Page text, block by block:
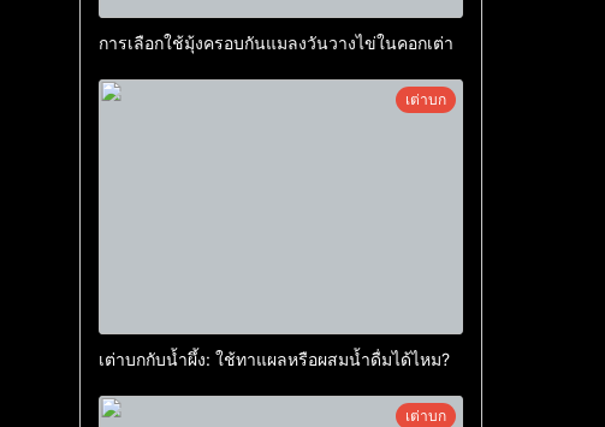
การเลือกใช้มุ้งครอบกันแมลงวันวางไข่ในคอกเต่า
เต่าบก
เต่าบกกับน้ำผึ้ง: ใช้ทาแผลหรือผสมน้ำดื่มได้ไหม?
เต่าบก